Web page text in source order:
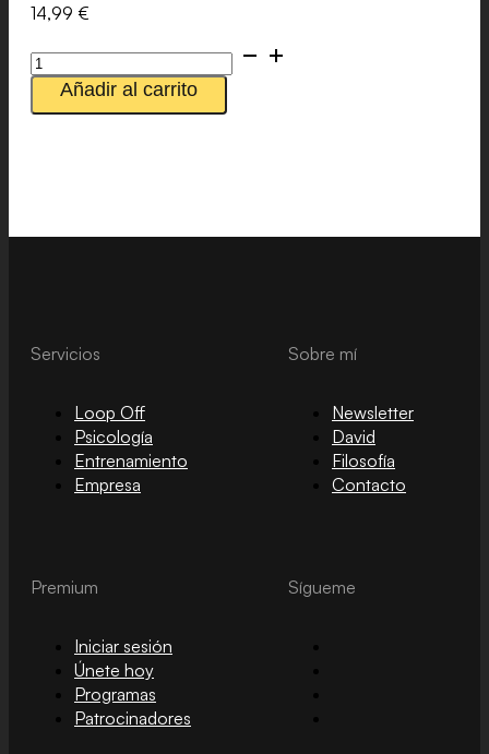
14,99 €
Evowhey
Protein
Añadir al carrito
Servicios
Loop Off
Psicología
Entrenamiento
Empresa
Sobre mí
Newsletter
David
Filosofía
Contacto
Premium
Iniciar sesión
Únete hoy
Programas
Patrocinadores
Sígueme